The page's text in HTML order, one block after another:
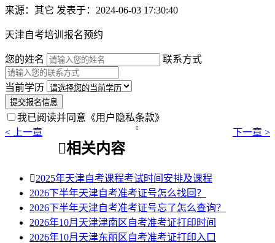
来源：其它 发表于：2024-06-03 17:30:40
天津自考培训报名预约
您的姓名 联系方式
当前学历
提交报名信息
我已阅读并同意 《用户隐私条款》
< 上一章
 下一章 >
相关内容
2025年天津自考课程考试时间安排及课程
2026下半年天津自考准考证号怎么找回？
2026下半年天津自考准考证号忘了怎么查询？
2026年10月天津津南区自考准考证打印时间
2026年10月天津东丽区自考准考证打印入口